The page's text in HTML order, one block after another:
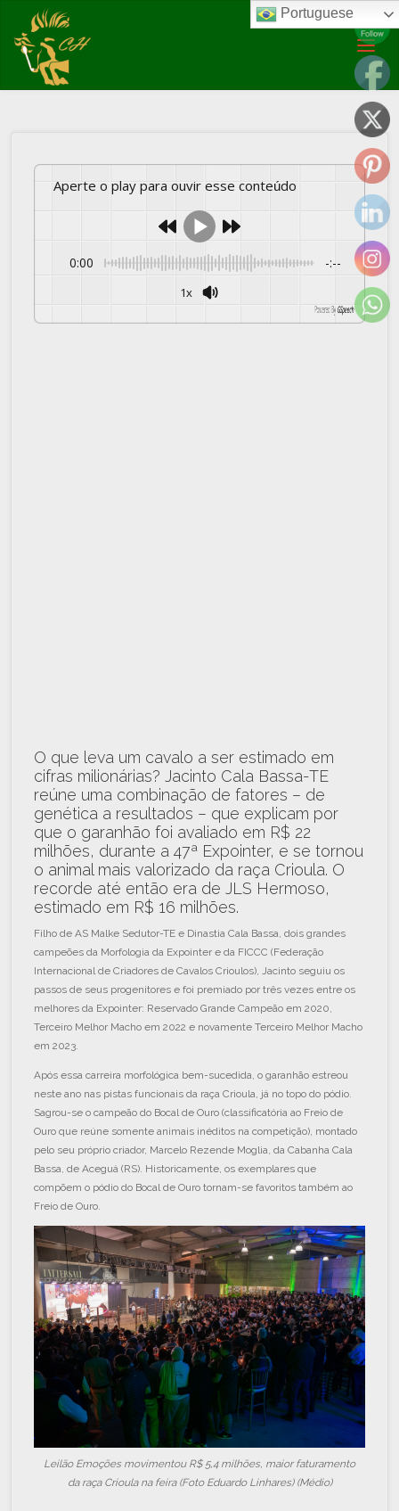
10/09/2024
Crioulo é avaliado em R$ 22 milhões e bate recorde da raça
Aperte o play para ouvir esse conteúdo
0:00 -:--
1x
GSpeech
O que leva um cavalo a ser estimado em
cifras milionárias? Jacinto Cala Bassa-TE
reúne uma combinação de fatores – de
genética a resultados – que explicam por
que o garanhão foi avaliado em R$ 22
milhões, durante a 47ª Expointer, e se tornou
o animal mais valorizado da raça Crioula. O
recorde até então era de JLS Hermoso,
estimado em R$ 16 milhões.
Filho de AS Malke Sedutor-TE e Dinastia Cala Bassa, dois grandes
campeões da Morfologia da Expointer e da FICCC (Federação
Internacional de Criadores de Cavalos Crioulos), Jacinto seguiu os
passos de seus progenitores e foi premiado por três vezes entre os
melhores da Expointer: Reservado Grande Campeão em 2020,
Terceiro Melhor Macho em 2022 e novamente Terceiro Melhor Macho
em 2023.
Após essa carreira morfológica bem-sucedida, o garanhão estreou
neste ano nas pistas funcionais da raça Crioula, já no topo do pódio.
Sagrou-se o campeão do Bocal de Ouro (classificatória ao Freio de
Ouro que reúne somente animais inéditos na competição), montado
pelo seu próprio criador, Marcelo Rezende Moglia, da Cabanha Cala
Bassa, de Aceguá (RS). Historicamente, os exemplares que
compõem o pódio do Bocal de Ouro tornam-se favoritos também ao
Freio de Ouro.
Leilão Emoções movimentou R$ 5,4 milhões, maior faturamento
da raça Crioula na feira (Foto Eduardo Linhares) (Médio)
Portuguese